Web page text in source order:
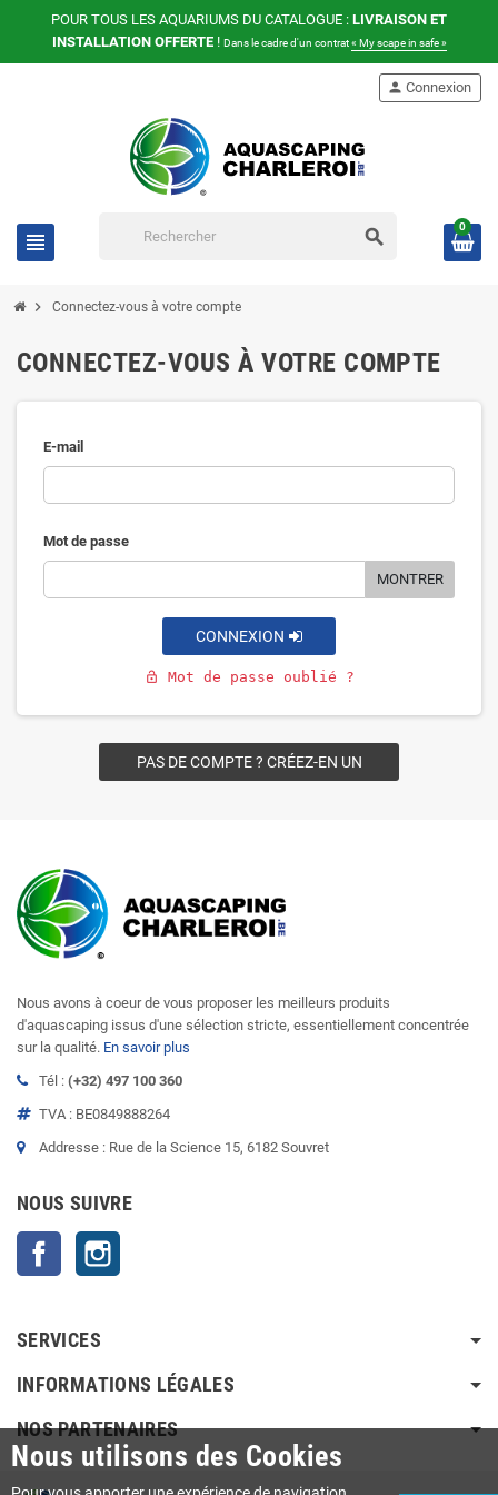
POUR TOUS LES AQUARIUMS DU CATALOGUE : LIVRAISON ET
INSTALLATION OFFERTE! Dans le cadre d'un contrat« My scape in safe »
view_headline search
person Connexion
0
chevron_right Connectez-vous à votre compte
CONNECTEZ-VOUS À VOTRE COMPTE
E-mail
Mot de passe
MONTRER
CONNEXION
lock_open Mot de passe oublié ?
PAS DE COMPTE ? CRÉEZ-EN UN
Nous avons à coeur de vous proposer les meilleurs produits
d'aquascaping issus d'une sélection stricte, essentiellement concentrée
sur la qualité. En savoir plus
Tél : (+32) 497 100 360
TVA : BE0849888264
Addresse : Rue de la Science 15, 6182 Souvret
NOUS SUIVRE
Facebook
SERVICES
INFORMATIONS LÉGALES
NOS PARTENAIRES
Nous utilisons des Cookies